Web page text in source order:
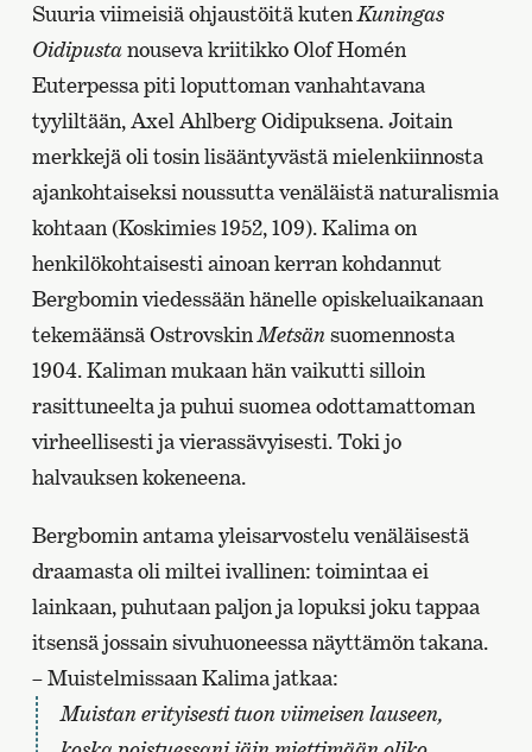
Suuria viimeisiä ohjaustöitä kutenKuningas
Oidipustanouseva kriitikko Olof Homén
Euterpessa piti loputtoman vanhahtavana
tyyliltään, Axel Ahlberg Oidipuksena. Joitain
merkkejä oli tosin lisääntyvästä mielenkiinnosta
ajankohtaiseksi noussutta venäläistä naturalismia
kohtaan (Koskimies 1952, 109). Kalima on
henkilökohtaisesti ainoan kerran kohdannut
Bergbomin viedessään hänelle opiskeluaikanaan
tekemäänsä OstrovskinMetsänsuomennosta
1904. Kaliman mukaan hän vaikutti silloin
rasittuneelta ja puhui suomea odottamattoman
virheellisesti ja vierassävyisesti. Toki jo
halvauksen kokeneena.
Bergbomin antama yleisarvostelu venäläisestä
draamasta oli miltei ivallinen: toimintaa ei
lainkaan, puhutaan paljon ja lopuksi joku tappaa
itsensä jossain sivuhuoneessa näyttämön takana.
– Muistelmissaan Kalima jatkaa:
Muistan erityisesti tuon viimeisen lauseen,